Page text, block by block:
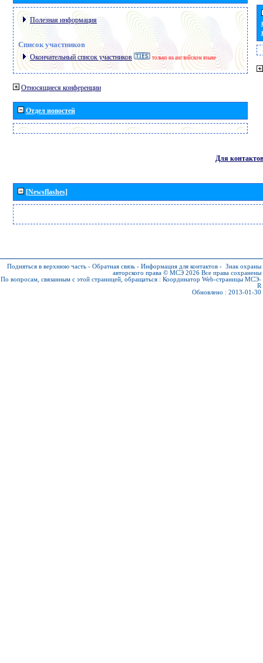
Полезная информация
Список участников
Окончательный список участников только на английском языке
Относящиеся конференции
Отдел новостей
Для контактов
[Newsflashes]
Подняться в верхнюю часть - Обратная связь - Информация для контактов - Знак охраны
авторского права © МСЭ 2026 Все права сохранены
По вопросам, связанным с этой страницей, обращаться : Координатор Web-страницы МСЭ-
R
Обновлено : 2013-01-30